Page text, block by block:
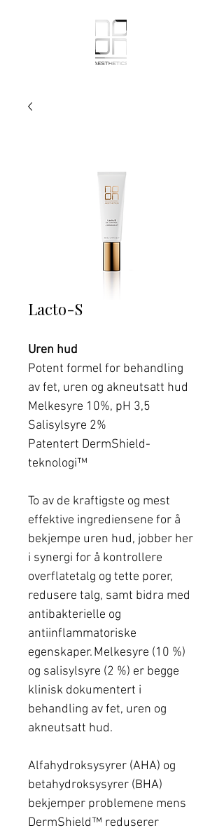
Lacto-S
Uren hud
Potent formel for behandling
av fet, uren og akneutsatt hud
Melkesyre 10%, pH 3,5
Salisylsyre 2%
Patentert DermShield-
teknologi™
To av de kraftigste og mest
effektive ingrediensene for å
bekjempe uren hud, jobber her
i synergi for å kontrollere
overflatetalg og tette porer,
redusere talg, samt bidra med
antibakterielle og
antiinflammatoriske
egenskaper. Melkesyre (10 %)
og salisylsyre (2 %) er begge
klinisk dokumentert i
behandling av fet, uren og
akneutsatt hud.
Alfahydroksysyrer (AHA) og
betahydroksysyrer (BHA)
bekjemper problemene mens
DermShield™ reduserer